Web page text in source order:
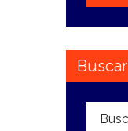
Buscar
Buscar: